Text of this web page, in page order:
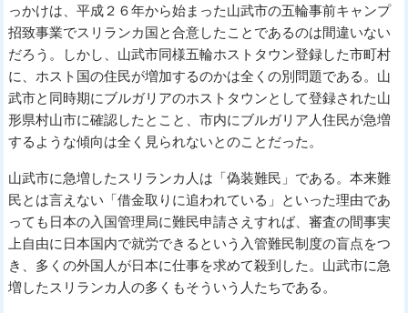
っかけは、平成２６年から始まった山武市の五輪事前キャンプ
招致事業でスリランカ国と合意したことであるのは間違いない
だろう。しかし、山武市同様五輪ホストタウン登録した市町村
に、ホスト国の住民が増加するのかは全くの別問題である。山
武市と同時期にブルガリアのホストタウンとして登録された山
形県村山市に確認したとこと、市内にブルガリア人住民が急増
するような傾向は全く見られないとのことだった。
山武市に急増したスリランカ人は「偽装難民」である。本来難
民とは言えない「借金取りに追われている」といった理由であ
っても日本の入国管理局に難民申請さえすれば、審査の間事実
上自由に日本国内で就労できるという入管難民制度の盲点をつ
き、多くの外国人が日本に仕事を求めて殺到した。山武市に急
増したスリランカ人の多くもそういう人たちである。